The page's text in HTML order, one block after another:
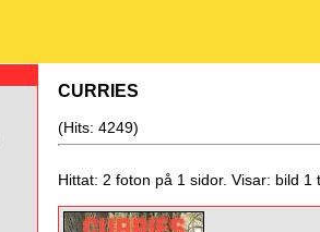
CURRIES
(Hits: 4249)
Hittat: 2 foton på 1 sidor. Visar: bild 1